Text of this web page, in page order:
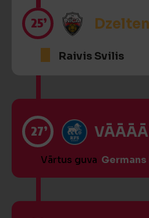
25’
Raivis Svilis
27’
Vārtus guva